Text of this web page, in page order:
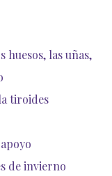
las uñas,
tiroides
de invierno